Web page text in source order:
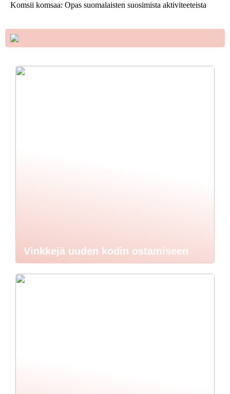
Komsii komsaa: Opas suomalaisten suosimista aktiviteeteista
Vinkkejä uuden kodin ostamiseen